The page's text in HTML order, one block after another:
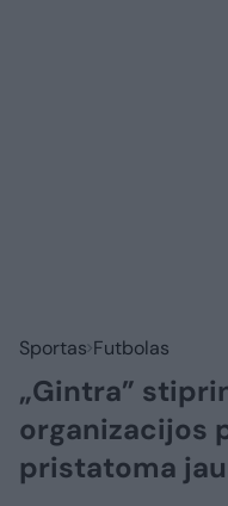
Sportas Futbolas
„Gintra”
organizacijos
pristatoma